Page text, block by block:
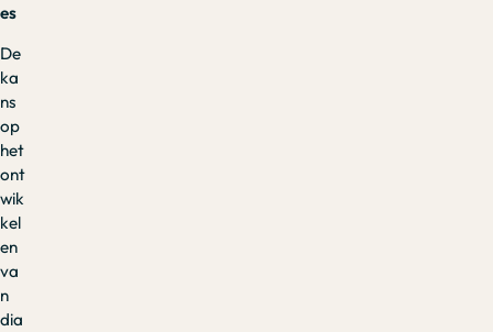
es
De
ka
ns
op
het
ont
wik
kel
en
va
n
dia